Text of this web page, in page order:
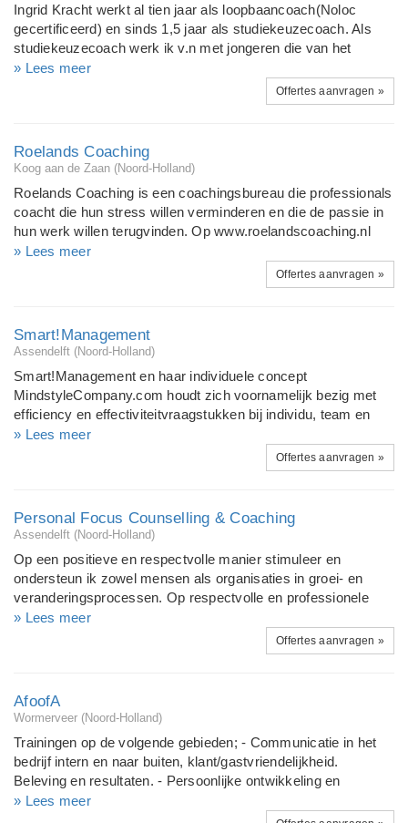
www.creatingsmiles.nl. Vind je het interessant wat je leest,
neem dan gerust contact met me op. Het
kennismakingsgesprek is kosteloos.
Ingrid Kracht werkt al tien jaar als loopbaancoach(Noloc
gecertificeerd) en sinds 1,5 jaar als studiekeuzecoach. Als
studiekeuzecoach werk ik v.n met jongeren die van het
studiepad zijn geraakt of het pad nog niet hebben gevonden.
Dit kan MBO-HBO- of WO zijn. Als loopbaancoach begeleid
ik mensen die op zoek zijn naar veranderingen in hun
hiervoor bij zichzelf nodig zijn. Ik begeleid mensen uit diverse
sectoren, medisch, commercieel, zelfstandigen. Begeleiding
» Lees meer
Offertes aanvragen »
Roelands Coaching
Koog aan de Zaan (Noord-Holland)
Roelands Coaching is een coachingsbureau die professionals
coacht die hun stress willen verminderen en die de passie in
hun werk willen terugvinden. Op www.roelandscoaching.nl
bieden we verschillenden coachtrajecten aan (inclusief prijs,
doelstellingen en resultaten). We werken met meerdere
seniorcoaches die gespecialiseerd zijn in het verlagen van
Lid van NIP Ned Instituut van Psychologen), NVPA (Ned Ver
van Psychologen, Agogen en Therapeuten) en NOLOC
» Lees meer
Offertes aanvragen »
Smart!Management
Assendelft (Noord-Holland)
Smart!Management en haar individuele concept
MindstyleCompany.com houdt zich voornamelijk bezig met
efficiency en effectiviteitvraagstukken bij individu, team en
ondernem(er)ming. Zij ondersteund startende ondernemers bij
het maken van ondernemersplannen, doorstartende
ondernemers bij keuzes van vervolgstappen en
en personall coaching. Focus bij coaching ligt op
gedragsmatig- (resultaat) en vaardigheid (hulpmiddelen) nivo.
» Lees meer
Offertes aanvragen »
Personal Focus Counselling & Coaching
Assendelft (Noord-Holland)
Op een positieve en respectvolle manier stimuleer en
ondersteun ik zowel mensen als organisaties in groei- en
veranderingsprocessen. Op respectvolle en professionele
wijze onderzoeken we samen hoe het anders kan, op jouw
manier. Middels mensgerichte methoden, vindingrijke
oplossingen, creatieve ideeën met humor en focus op
zo kwaliteit van welzijn.
» Lees meer
Offertes aanvragen »
AfoofA
Wormerveer (Noord-Holland)
Trainingen op de volgende gebieden; - Communicatie in het
bedrijf intern en naar buiten, klant/gastvriendelijkheid.
Beleving en resultaten. - Persoonlijke ontwikkeling en
bewustwording van persoonlijke effectiviteit. Krijg ik echt wat
ik wil, benut ik mijn potentieel en doen ik waar ik blij van word.
» Lees meer